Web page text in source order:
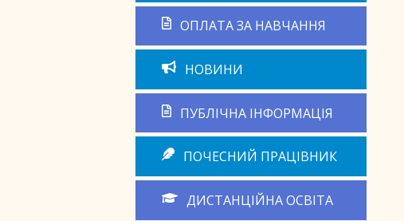
ОПЛАТА ЗА НАВЧАННЯ
НОВИНИ
ПУБЛІЧНА ІНФОРМАЦІЯ
ПОЧЕСНИЙ ПРАЦІВНИК
ДИСТАНЦІЙНА ОСВІТА